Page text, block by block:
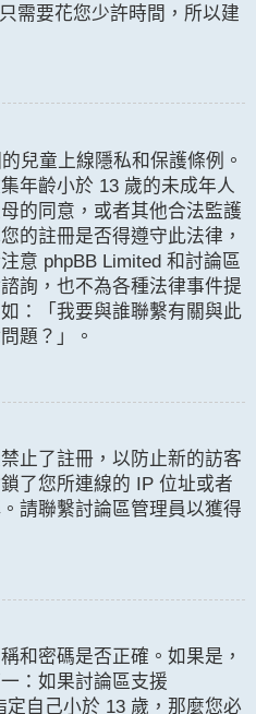
需要花您少許時間，所以建
兒童上線隱私和保護條例。
年齡小於 13 歲的未成年人
的同意，或者其他合法監護
的註冊是否得遵守此法律，
意 phpBB Limited 和討論區
詢，也不為各種法律事件提
：「我要與誰聯繫有關與此
題？」。
止了註冊，以防止新的訪客
了您所連線的 IP 位址或者
請聯繫討論區管理員以獲得
和密碼是否正確。如果是，
：如果討論區支援
定自己小於 13 歲，那麼您必